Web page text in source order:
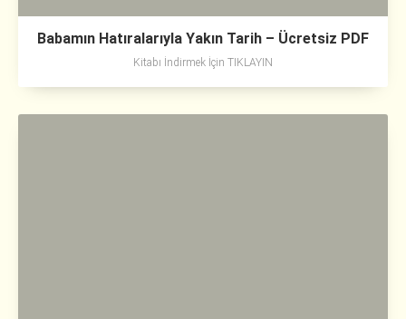
Babamın Hatıralarıyla Yakın Tarih – Ücretsiz PDF
Kitabı İndirmek İçin TIKLAYIN